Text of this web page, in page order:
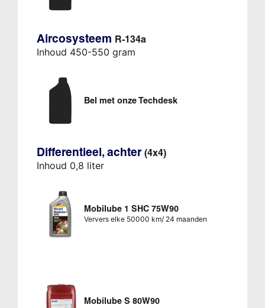
Aircosysteem R-134a
Inhoud 450-550 gram
Bel met onze Techdesk
Differentieel, achter (4x4)
Inhoud 0,8 liter
Mobilube 1 SHC 75W90
Ververs elke 50000 km/ 24 maanden
Mobilube S 80W90